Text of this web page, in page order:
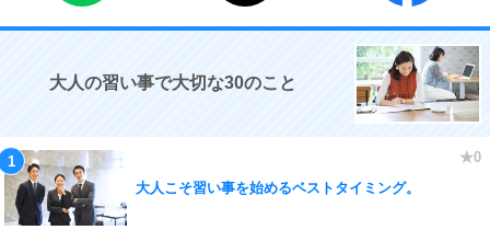
大人の習い事で大切な30のこと
大人こそ習い事を始めるベストタイミング。